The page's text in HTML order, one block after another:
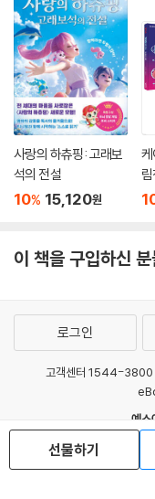
사랑의 하츄핑: 고래보
석의 전설
10% 15,120원
이 책을 구입하신
선물하기
로그인
고객센터 1544-3800
예스
이용약관
PC버전